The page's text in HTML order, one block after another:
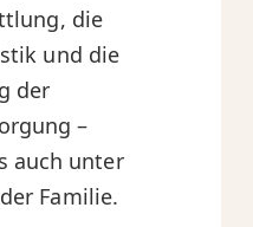
die
und die
der
–
auch unter
Familie.